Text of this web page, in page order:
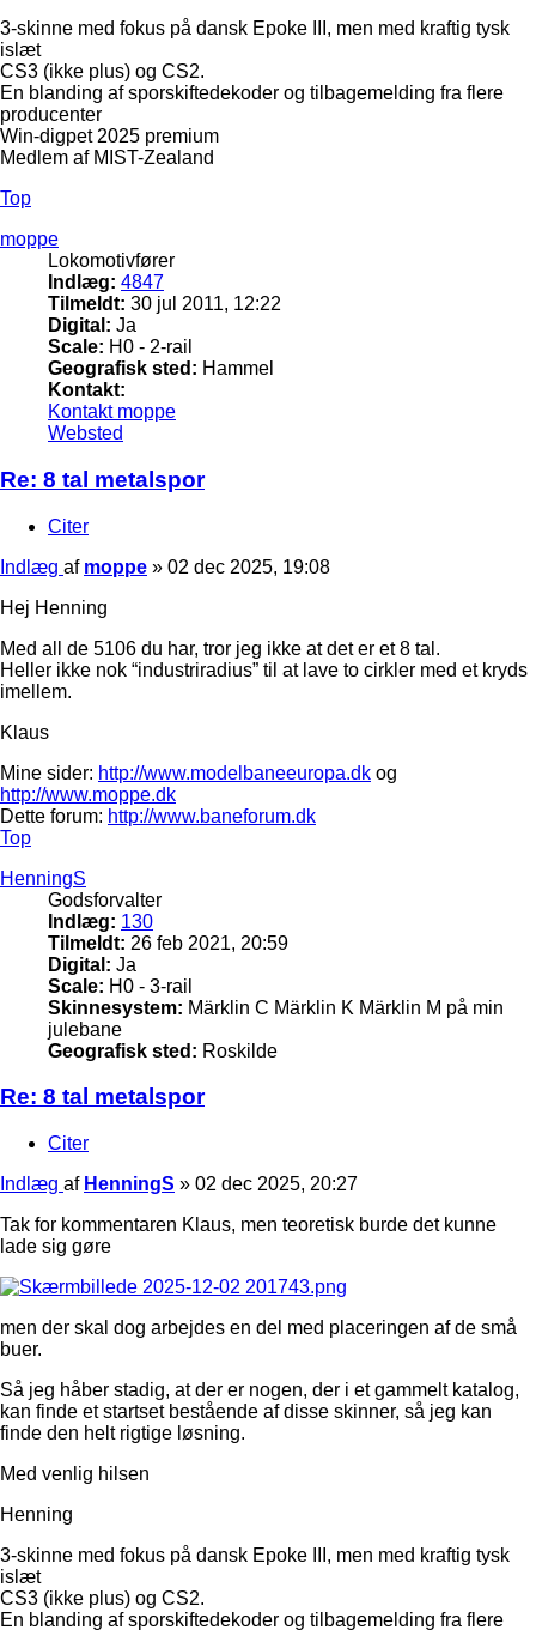
3-skinne med fokus på dansk Epoke III, men med kraftig tysk
islæt
CS3 (ikke plus) og CS2.
En blanding af sporskiftedekoder og tilbagemelding fra flere
producenter
Win-digpet 2025 premium
Medlem af MIST-Zealand
Top
moppe
Lokomotivfører
Indlæg: 4847
Tilmeldt: 30 jul 2011, 12:22
Digital: Ja
Scale: H0 - 2-rail
Geografisk sted: Hammel
Kontakt:
Kontakt moppe
Websted
Re: 8 tal metalspor
Citer
Indlæg af moppe » 02 dec 2025, 19:08
Hej Henning
Med all de 5106 du har, tror jeg ikke at det er et 8 tal.
Heller ikke nok “industriradius” til at lave to cirkler med et kryds
imellem.
Klaus
Mine sider: http://www.modelbaneeuropa.dk og
http://www.moppe.dk
Dette forum: http://www.baneforum.dk
Top
HenningS
Godsforvalter
Indlæg: 130
Tilmeldt: 26 feb 2021, 20:59
Digital: Ja
Scale: H0 - 3-rail
Skinnesystem: Märklin C Märklin K Märklin M på min
julebane
Geografisk sted: Roskilde
Re: 8 tal metalspor
Citer
Indlæg af HenningS » 02 dec 2025, 20:27
Tak for kommentaren Klaus, men teoretisk burde det kunne
lade sig gøre
men der skal dog arbejdes en del med placeringen af de små
buer.
Så jeg håber stadig, at der er nogen, der i et gammelt katalog,
kan finde et startset bestående af disse skinner, så jeg kan
finde den helt rigtige løsning.
Med venlig hilsen
Henning
3-skinne med fokus på dansk Epoke III, men med kraftig tysk
islæt
CS3 (ikke plus) og CS2.
En blanding af sporskiftedekoder og tilbagemelding fra flere